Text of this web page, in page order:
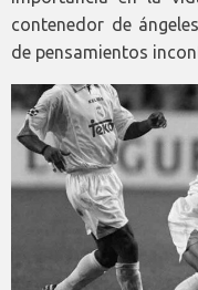
contenedor de
de pensamientos